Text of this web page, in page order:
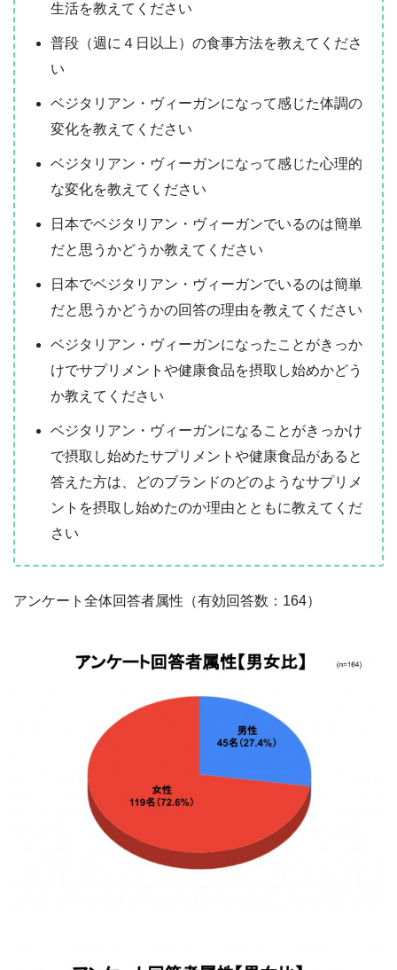
生活を教えてください
普段（週に４日以上）の食事方法を教えてくださ
い
ベジタリアン・ヴィーガンになって感じた体調の
変化を教えてください
ベジタリアン・ヴィーガンになって感じた心理的
な変化を教えてください
日本でベジタリアン・ヴィーガンでいるのは簡単
だと思うかどうか教えてください
日本でベジタリアン・ヴィーガンでいるのは簡単
だと思うかどうかの回答の理由を教えてください
ベジタリアン・ヴィーガンになったことがきっか
けでサプリメントや健康食品を摂取し始めかどう
か教えてください
ベジタリアン・ヴィーガンになることがきっかけ
で摂取し始めたサプリメントや健康食品があると
答えた方は、どのブランドのどのようなサプリメ
ントを摂取し始めたのか理由とともに教えてくだ
さい
アンケート全体回答者属性（有効回答数：164）